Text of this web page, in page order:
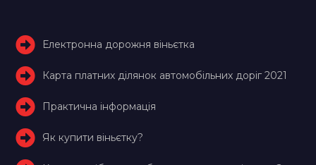
Електронна дорожня віньєтка
Карта платних ділянок автомобільних доріг 2021
Практична інформація
Як купити віньєтку?